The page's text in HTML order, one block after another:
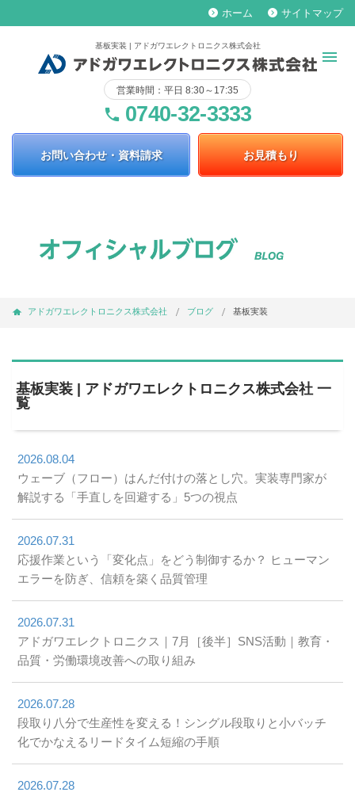
keyboard_arrow_right ホーム keyboard_arrow_right サイトマップ
基板実装 | アドガワエレクトロニクス株式会社
営業時間：平日 8:30～17:35
phone 0740-32-3333
お問い合わせ・資料請求 お見積もり
アドガワエレクトロニクス株式会社 ブログ 基板実装
基板実装 | アドガワエレクトロニクス株式会社 一
覧
2026.08.04
ウェーブ（フロー）はんだ付けの落とし穴。実装専門家が
解説する「手直しを回避する」5つの視点
2026.07.31
応援作業という「変化点」をどう制御するか？ ヒューマン
エラーを防ぎ、信頼を築く品質管理
2026.07.31
アドガワエレクトロニクス｜7月［後半］SNS活動｜教育・
品質・労働環境改善への取り組み
2026.07.28
段取り八分で生産性を変える！シングル段取りと小バッチ
化でかなえるリードタイム短縮の手順
2026.07.28